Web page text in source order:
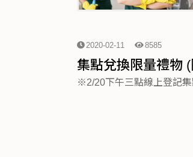
2020-02-11 8585
集點兌換限量禮物
※2/20下午三點線上登記集